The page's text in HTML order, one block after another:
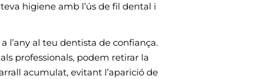
higiene amb l’ús de fil dental i
l’any al teu dentista de confiança.
professionals, podem retirar la
acumulat, evitant l’aparició de